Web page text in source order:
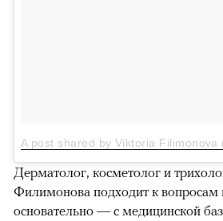
A post shared by Viktoria Filimonova
Дерматолог, косметолог и
Филимонова подходит к вопросам
основательно — с медицинской